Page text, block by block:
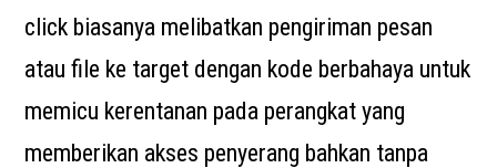
click biasanya melibatkan pengiriman pesan
atau file ke target dengan kode berbahaya untuk
memicu kerentanan pada perangkat yang
memberikan akses penyerang bahkan tanpa